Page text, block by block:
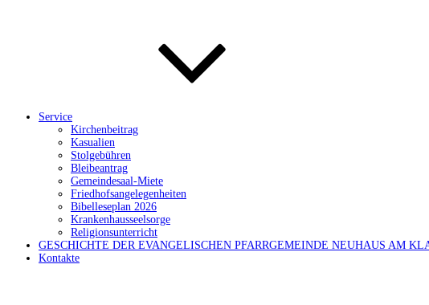
Service
Kirchenbeitrag
Kasualien
Stolgebühren
Bleibeantrag
Gemeindesaal-Miete
Friedhofsangelegenheiten
Bibelleseplan 2026
Krankenhausseelsorge
Religionsunterricht
GESCHICHTE DER EVANGELISCHEN PFARRGEMEINDE NEUHAUS AM
Kontakte